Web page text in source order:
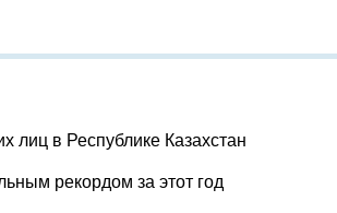
лиц в Республике Казахстан
рекордом за этот год